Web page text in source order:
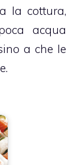
la cottura,
acqua
a che le